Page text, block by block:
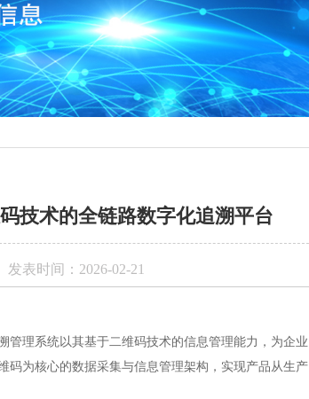
技术的全链路数字化追溯平台
发表时间：2026-02-21
管理系统以其基于二维码技术的信息管理能力，为企业
码为核心的数据采集与信息管理架构，实现产品从生产